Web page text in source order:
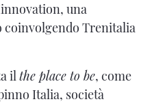
una
coinvolgendo Trenitalia
ilthe place to be, come
Italia, società